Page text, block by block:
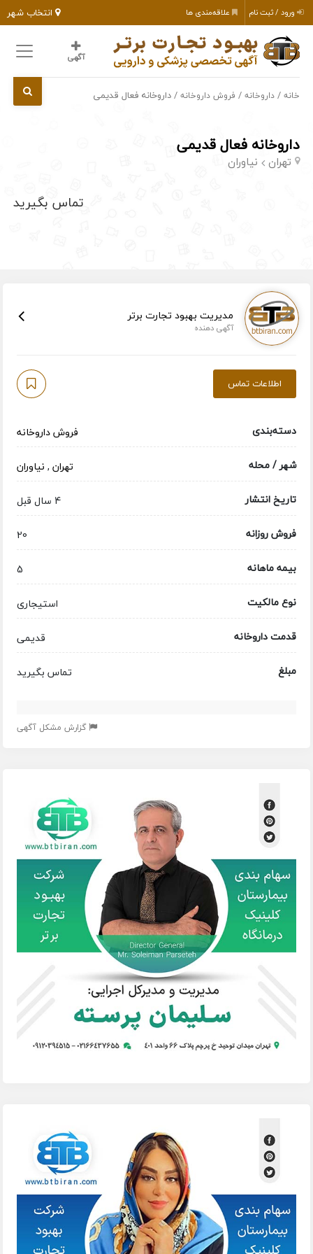
انتخاب شهر ورود / ثبت نام علاقه‌مندی ها
آگهی
خانه /داروخانه / فروش داروخانه / داروخانه فعال قدیمی
داروخانه فعال قدیمی
تهران نیاوران
تماس بگیرید
مدیریت بهبود تجارت برتر
آگهی دهنده
اطلاعات تماس
دسته‌بندی
فروش داروخانه
شهر / محله
تهران, نیاوران
تاریخ انتشار
4 سال قبل
فروش روزانه
20
بیمه ماهانه
5
نوع مالکیت
استیجاری
قدمت داروخانه
قدیمی
مبلغ
تماس بگیرید
گزارش مشکل آگهی